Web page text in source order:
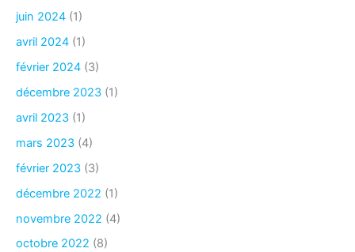
juin 2024 (1)
avril 2024 (1)
février 2024 (3)
décembre 2023 (1)
avril 2023 (1)
mars 2023 (4)
février 2023 (3)
décembre 2022 (1)
novembre 2022 (4)
octobre 2022 (8)